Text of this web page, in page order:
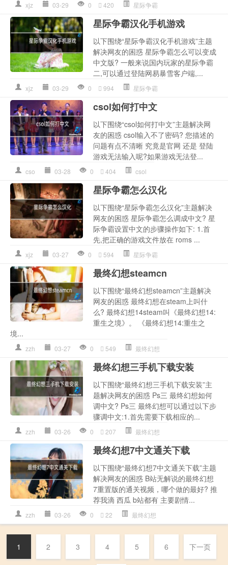
xjz 03-29 0 420 星际争霸
星际争霸汉化手机游戏
以下围绕“星际争霸汉化手机游戏”主题
解决网友的困惑 星际争霸怎么可以变成
中文版? 一般来说国内玩家的星际争霸
二,可以通过登陆网易暴雪客户端,...
xjz 03-29 0 994 星际争霸
csol如何打中文
以下围绕“csol如何打中文”主题解决网
友的困惑 csol输入不了密码? 您描述的
问题有点不清晰 究竟是官网 还是 登陆
游戏无法输入呢?如果游戏无法登...
cso 03-28 0 404 csol
星际争霸怎么汉化
以下围绕“星际争霸怎么汉化”主题解决
网友的困惑 星际争霸怎么调成中文? 星
际争霸设置中文的步骤操作如下: 1.首
先,把正确的游戏文件放在 roms ...
xjz 03-27 0 594 星际争霸
最终幻想steamcn
以下围绕“最终幻想steamcn”主题解决
网友的困惑 最终幻想在steam上叫什
么? 最终幻想14steam叫《最终幻想14:
重生之境》。 《最终幻想14:重生之
境...
zzh 03-27 0 549 最终幻想
最终幻想三手机下载安装
以下围绕“最终幻想三手机下载安装”主
题解决网友的困惑 Ps三 最终幻想如何
调中文? Ps三 最终幻想可以通过以下步
骤调中文:1.首先需要下载相应的...
zzh 03-26 0 207 最终幻想
最终幻想7中文通关下载
以下围绕“最终幻想7中文通关下载”主题
解决网友的困惑 B站无解说的最终幻想
7重置版的通关视频，哪个做的最好? 推
荐我滴 西瓜 b站都有 主要剧情...
zzh 03-26 0 22 最终幻想
1 2 3 4 5 6 下一页